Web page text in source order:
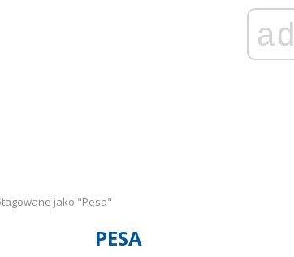
ad
jako "Pesa"
PESA